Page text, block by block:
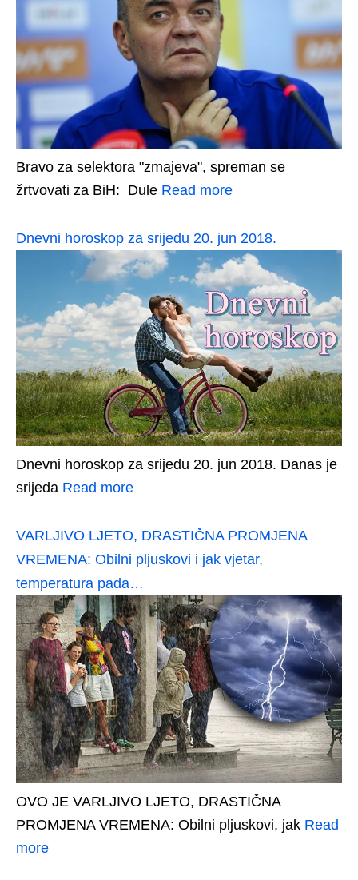
Bravo za selektora "zmajeva", spreman se
žrtvovati za BiH: Dule Read more
Dnevni horoskop za srijedu 20. jun 2018.
Dnevni horoskop za srijedu 20. jun 2018. Danas je
srijeda Read more
VARLJIVO LJETO, DRASTIČNA PROMJENA
VREMENA: Obilni pljuskovi i jak vjetar,
temperatura pada…
OVO JE VARLJIVO LJETO, DRASTIČNA
PROMJENA VREMENA: Obilni pljuskovi, jak Read
more